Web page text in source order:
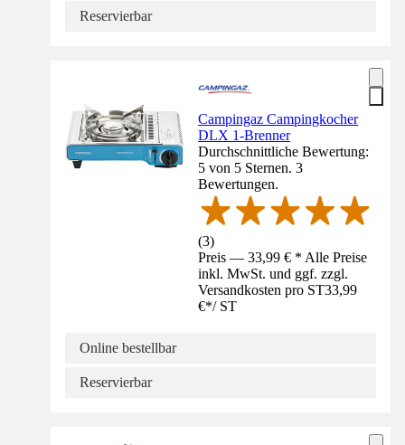
Reservierbar
Campingaz Campingkocher
DLX 1-Brenner
Durchschnittliche Bewertung:
5 von 5 Sternen. 3
Bewertungen.
(3)
Preis — 33,99 € * Alle Preise
inkl. MwSt. und ggf. zzgl.
Versandkosten pro ST33,99
€*/ ST
Online bestellbar
Reservierbar